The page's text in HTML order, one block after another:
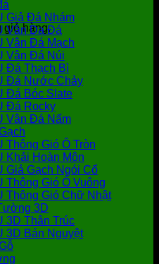
giỏ hàng.
Giả Đá Nhám
Vân Da Đá
Vân Đá Mạch
Vân Đá Núi
Đá Thạch Bì
Đá Nước Chảy
Đá Bóc Slate
Đá Rocky
Vân Đá Nấm
Thông Gió Ô Tròn
Khải Hoàn Môn
Giả Gạch Ngói Cổ
Thông Gió Ô Vuông
Thông Gió Chữ Nhật
3D
3D Thân Trúc
3D Bán Nguyệt